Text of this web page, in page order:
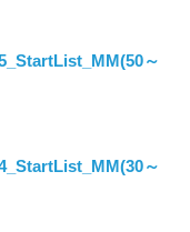
～
～